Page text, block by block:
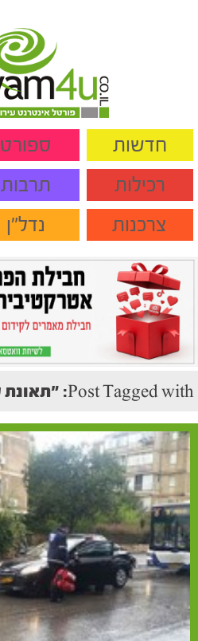
חדשות ספורט
רכילות
תרבות
צרכנות
נדל"ן
Post Tagged with: "תאונת שרשרת"